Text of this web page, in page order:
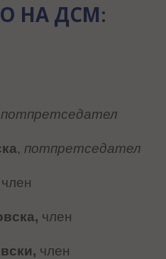
НА ДСМ:
потпретседател
, потпретседател
член
член
член